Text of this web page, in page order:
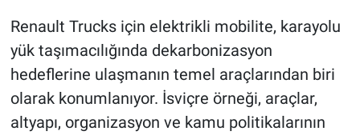
Renault Trucks için elektrikli mobilite, karayolu
yük taşımacılığında dekarbonizasyon
hedeflerine ulaşmanın temel araçlarından biri
olarak konumlanıyor. İsviçre örneği, araçlar,
altyapı, organizasyon ve kamu politikalarının